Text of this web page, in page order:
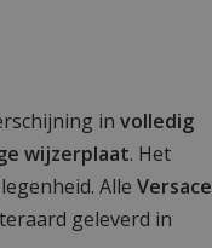
in volledig
wijzerplaat. Het
Alle Versace
geleverd in